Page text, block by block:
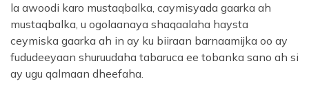
la awoodi karo mustaqbalka, caymisyada gaarka ah
mustaqbalka, u ogolaanaya shaqaalaha haysta
ceymiska gaarka ah in ay ku biiraan barnaamijka oo ay
fududeeyaan shuruudaha tabaruca ee tobanka sano ah si
ay ugu qalmaan dheefaha.